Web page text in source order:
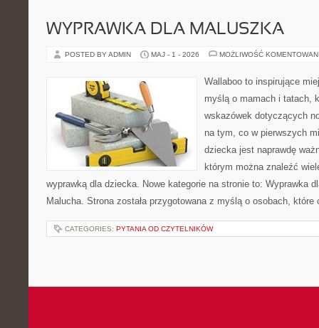
WYPRAWKA DLA MALUSZKA
POSTED BY ADMIN MAJ - 1 - 2026 MOŻLIWOŚĆ
Wallaboo to inspirujące
myślą o mamach i tatach,
wskazówek dotyczących
na tym, co w pierwszych
dziecka jest naprawdę
którym można znaleźć
wyprawką dla dziecka. Nowe kategorie na stronie to: Wyprawka
Malucha. Strona została przygotowana z myślą o osobach,
CATEGORIES: PYTANIA OD CZYTELNIKÓW